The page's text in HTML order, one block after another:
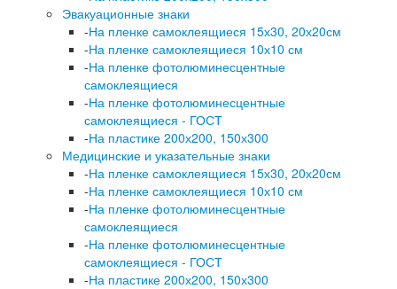
Эвакуационные знаки
-На пленке самоклеящиеся 15х30, 20х20см
-На пленке самоклеящиеся 10х10 см
-На пленке фотолюминесцентные
самоклеящиеся
-На пленке фотолюминесцентные
самоклеящиеся - ГОСТ
-На пластике 200х200, 150х300
Медицинские и указательные знаки
-На пленке самоклеящиеся 15х30, 20х20см
-На пленке самоклеящиеся 10х10 см
-На пленке фотолюминесцентные
самоклеящиеся
-На пленке фотолюминесцентные
самоклеящиеся - ГОСТ
-На пластике 200х200, 150х300